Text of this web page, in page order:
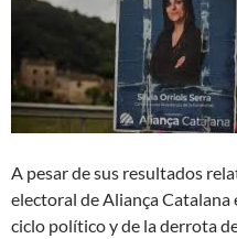
A pesar de sus resultados
electoral de Aliança Catalana
ciclo político y de la derrota